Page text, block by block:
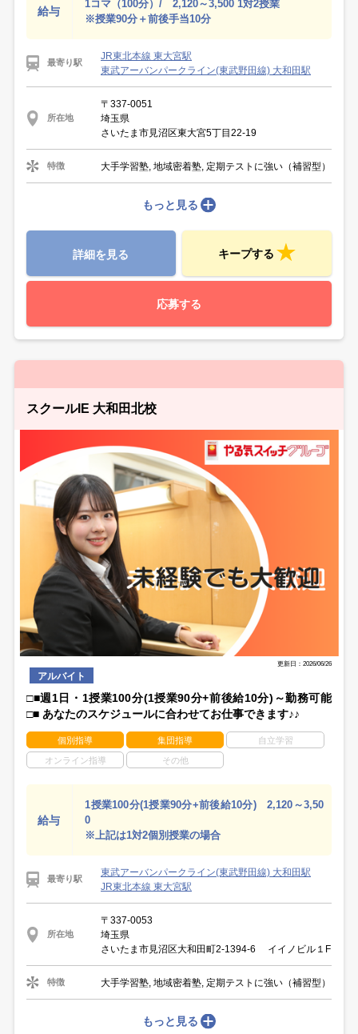
給与
1コマ（100分）/ 2,120～3,500 1対2授業
※授業90分＋前後手当10分
最寄り駅
JR東北本線 東大宮駅
東武アーバンパークライン(東武野田線) 大和田駅
所在地
〒337-0051
埼玉県
さいたま市見沼区東大宮5丁目22-19
特徴 大手学習塾, 地域密着塾, 定期テストに強い（補習型）
もっと見る
詳細を見る キープする
応募する
スクールIE 大和田北校
更新日：2026/06/26
アルバイト
□■週1日・1授業100分(1授業90分+前後給10分)～勤務可能
□■ あなたのスケジュールに合わせてお仕事できます♪♪
個別指導 集団指導 自立学習
オンライン指導 その他
給与
1授業100分(1授業90分+前後給10分) 2,120～3,50
0
※上記は1対2個別授業の場合
最寄り駅
東武アーバンパークライン(東武野田線) 大和田駅
JR東北本線 東大宮駅
所在地
〒337-0053
埼玉県
さいたま市見沼区大和田町2-1394-6 イイノビル１F
特徴 大手学習塾, 地域密着塾, 定期テストに強い（補習型）
もっと見る